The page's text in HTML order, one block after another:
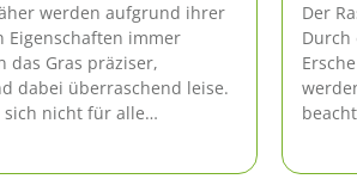
werden aufgrund ihrer
immer
das Gras präziser,
dabei überraschend leise.
sich nicht für alle
Der
Durch